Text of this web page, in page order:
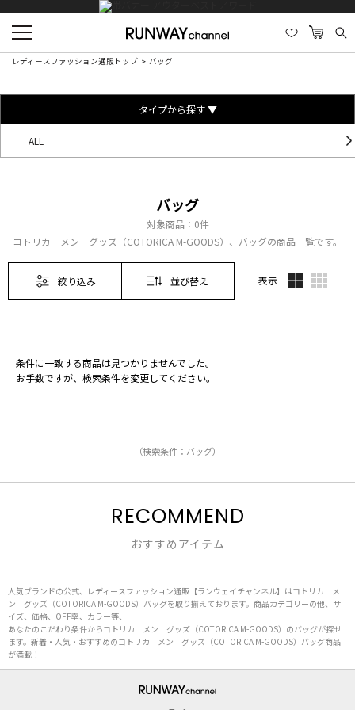
レディースファッション通販トップ バッグ
タイプから探す ▼
ALL
バッグ
対象商品： 0件
コトリカ メン グッズ（COTORICA M-GOODS）、バッグの商品一覧です。
絞り込み 並び替え 表示
条件に一致する商品は見つかりませんでした。
お手数ですが、検索条件を変更してください。
（検索条件：バッグ）
RECOMMEND
おすすめアイテム
人気ブランドの公式、レディースファッション通販【ランウェイチャンネル】はコトリカ メ
ン グッズ（COTORICA M-GOODS）バッグを取り揃えております。商品カテゴリーの他、サ
イズ、価格、OFF率、カラー等、
あなたのこだわり条件からコトリカ メン グッズ（COTORICA M-GOODS）のバッグが探せ
ます。新着・人気・おすすめのコトリカ メン グッズ（COTORICA M-GOODS）バッグ商品
が満載！